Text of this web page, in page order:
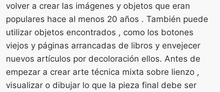
volver a crear las imágenes y objetos que eran
populares hace al menos 20 años . También puede
utilizar objetos encontrados , como los botones
viejos y páginas arrancadas de libros y envejecer
nuevos artículos por decoloración ellos. Antes de
empezar a crear arte técnica mixta sobre lienzo ,
visualizar o dibujar lo que la pieza final debe ser